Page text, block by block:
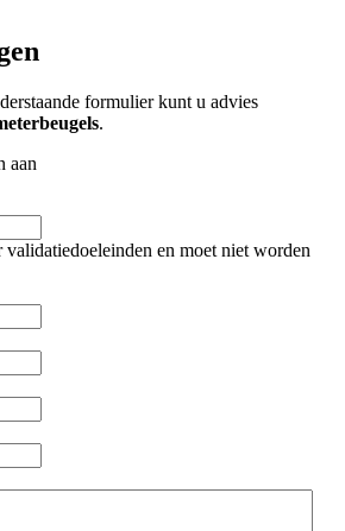
formulier kunt u advies
.
aan
en moet niet worden